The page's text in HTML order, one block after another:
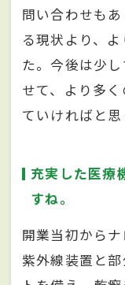
問い合わせも
る現状より、
た。今後は少
せて、より多
ていければと思
充実した医療
すね。
開業当初から
紫外線装置と